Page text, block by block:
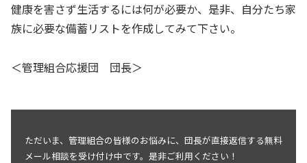
健康を害さず生活するには何が必要か、是非、自分たち家
族に必要な備蓄リストを作成してみて下さい。
＜管理組合応援団 団長＞
ただいま、管理組合の皆様のお悩みに、団長が直接返信する無料
メール相談を受け付け中です。是非ご利用ください！